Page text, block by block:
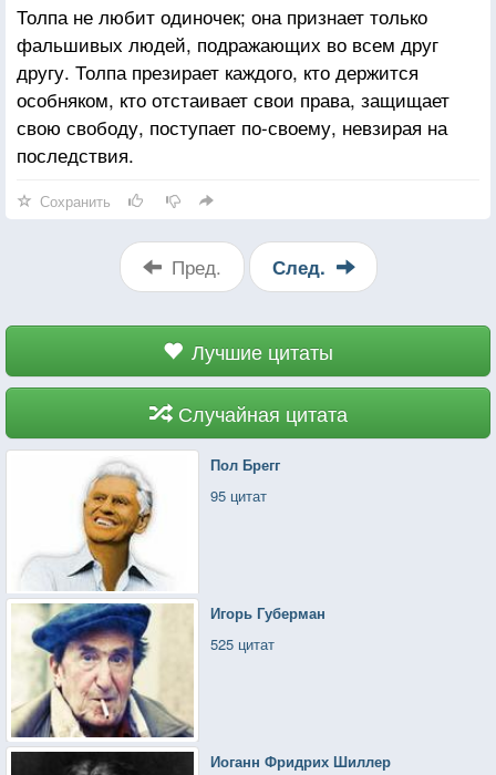
Толпа не любит одиночек; она признает только
фальшивых людей, подражающих во всем друг
другу. Толпа презирает каждого, кто держится
особняком, кто отстаивает свои права, защищает
свою свободу, поступает по-своему, невзирая на
последствия.
Сохранить
Пред. След.
Лучшие цитаты
Случайная цитата
Пол Брегг
95 цитат
Игорь Губерман
525 цитат
Иоганн Фридрих Шиллер